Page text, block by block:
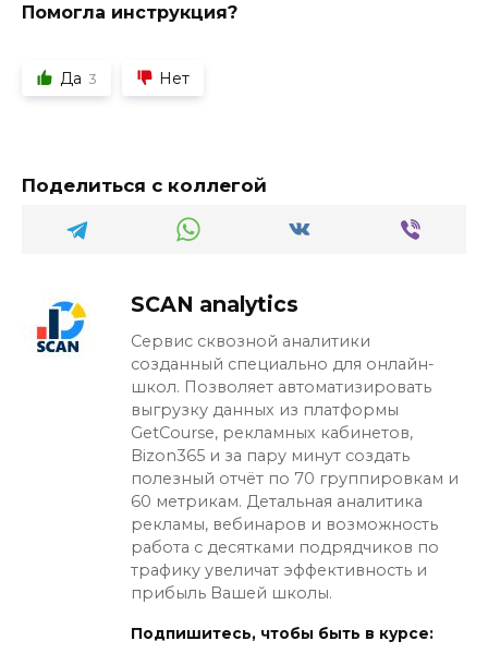
Помогла инструкция?
Да 3 Нет
Поделиться с коллегой
SCAN analytics
Сервис сквозной аналитики
созданный специально для онлайн-
школ. Позволяет автоматизировать
выгрузку данных из платформы
GetCourse, рекламных кабинетов,
Bizon365 и за пару минут создать
полезный отчёт по 70 группировкам и
60 метрикам. Детальная аналитика
рекламы, вебинаров и возможность
работа с десятками подрядчиков по
трафику увеличат эффективность и
прибыль Вашей школы.
Подпишитесь, чтобы быть в курсе: